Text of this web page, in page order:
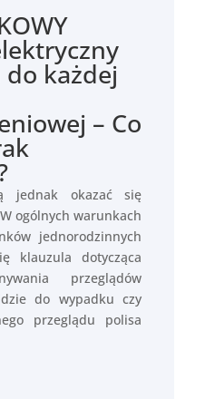
każdej
– Co
jednak okazać się
ogólnych warunkach
jednorodzinnych
klauzula dotycząca
przeglądów
do wypadku czy
przeglądu polisa